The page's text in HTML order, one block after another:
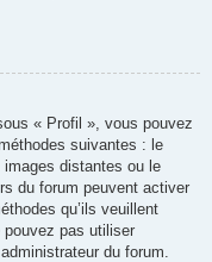
« Profil », vous pouvez
suivantes : le
images distantes ou le
du forum peuvent activer
qu’ils veuillent
pas utiliser
du forum.